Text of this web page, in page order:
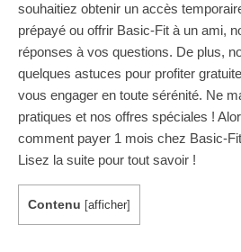
souhaitiez obtenir un accès
prépayé ou offrir Basic-Fit à un ami,
réponses à vos questions. De plus,
quelques astuces pour profiter
vous engager en toute sérénité. Ne
pratiques et nos offres spéciales !
comment payer 1 mois chez Basic-
Lisez la suite pour tout savoir !
Contenu [afficher]